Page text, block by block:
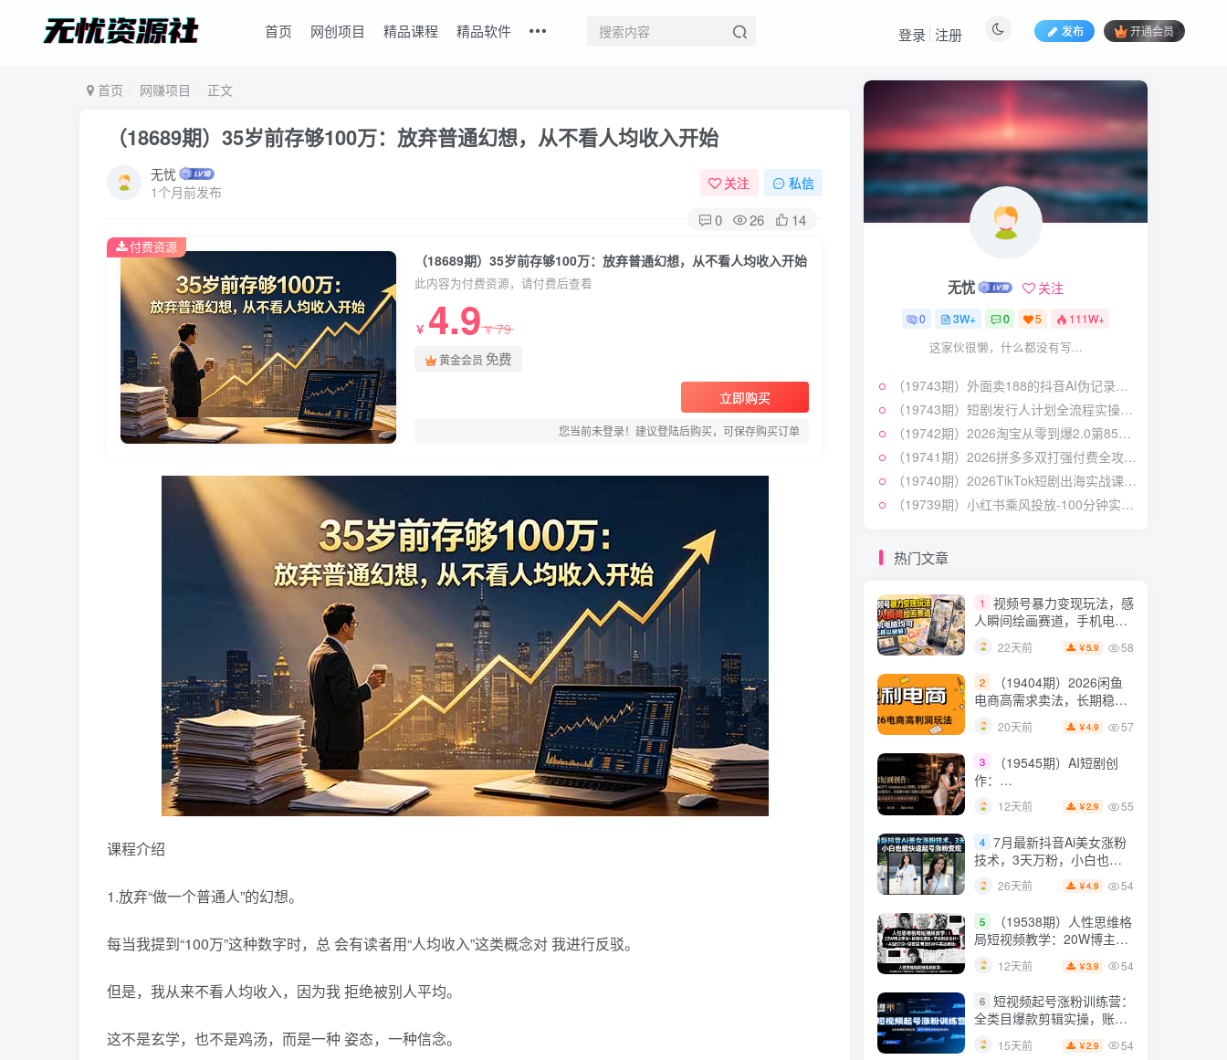
首页 网创项目 精品课程 精品软件 发布 开通会员
登录 注册
首页 网赚项目 正文
（18689期）35岁前存够100万：放弃普通幻想，从不看人均收入开始
无忧
1个月前发布
关注 私信
0 26 14
（18689期）35岁前存够100万：放弃普通幻想，从不看人均收入开始
此内容为付费资源，请付费后查看
￥ 4.9￥79
黄金会员 免费
立即购买
您当前未登录！建议登陆后购买，可保存购买订单
付费资源
课程介绍
1.放弃“做一个普通人”的幻想。
每当我提到“100万”这种数字时，总 会有读者用“人均收入”这类概念对 我进行反驳。
但是，我从来不看人均收入，因为我 拒绝被别人平均。
这不是玄学，也不是鸡汤，而是一种 姿态，一种信念。
视频号暴力变现玩法，感
人瞬间绘画赛道，手机电脑
均可
22天前 ￥5.9 58
（19404期）2026闲鱼
电商高需求卖法，长期稳定
3 （19545期）AI短剧创
作：
ChatGPT+Seedance2.0教
程，从零制作恶毒女配短
全流程
12天前
技术，3天万粉，小白也能
快速起号涨粉变现
26天前 ￥4.9 54
5 （19538期）人性思维格
局短视频教学：20W博主亲
授×标准化流程×字幕封面设
计×AI提示词×橱窗带货6W
12天前 ￥3.9
无忧 关注
0 3W+ 0 5 111W+
这家伙很懒，什么都没有写...
（19743期）外面卖188的抖音AI伪记录片赛道掘金全攻略；从选题到发布十一大环节拆解，零基础也能做出高流量真实感内容
（19743期）短剧发行人计划全流程实操教程；从账号定位到选剧剪辑再到发布技巧，零基础也能快速上手出单
（19742期）2026淘宝从零到爆2.0第85期；主推款五项高权重初始设置，改销量评晒秒单快速破零积累基础权重
（19741期）2026拼多多双打强付费全攻略-62期；成本推广加托管双剑合璧，系统讲解7种付费玩法优劣势与选择策略
（19740期）2026TikTok短剧出海实战课：IAA广告分账×IAP付费变现×账号搭建×平台规则×双轨爆发×回款全流程
（19739期）小红书乘风投放-100分钟实操课｜开户返点·标准投搭建·莱卡定向，新店建模撬动笔记自然流量全套教学
热门文章
1
视频号暴力变现玩法，感
人瞬间绘画赛道，手机电脑
均可
22天前 ￥5.9 58
2
（19404期）2026闲鱼
电商高需求卖法，长期稳定
可做，一单利润300
20天前 ￥4.9 57
3
（19545期）AI短剧创
作：
ChatGPT+Seedance2.0教
程，从零制作恶毒女配短
全流程
12天前 ￥2.9 55
4 7月最新抖音Ai美女涨粉
技术，3天万粉，小白也能
快速起号涨粉变现
26天前 ￥4.9 54
5
（19538期）人性思维格
局短视频教学：20W博主亲
授×标准化流程×字幕封面设
计×AI提示词×橱窗带货6W
12天前 ￥3.9 54
6 短视频起号涨粉训练营：
全类目爆款剪辑实操，账号
节奏规划复盘落地教程
15天前 ￥2.9 54